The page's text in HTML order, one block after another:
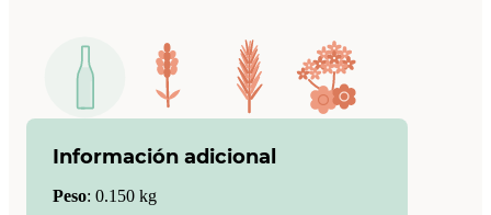
Información adicional
Peso: 0.150 kg